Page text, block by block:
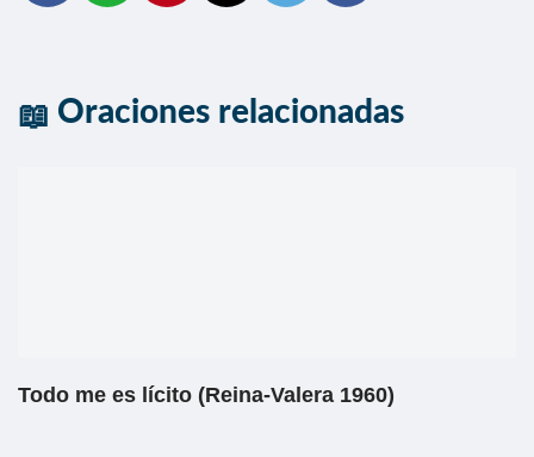
Oraciones relacionadas
Todo me es lícito (Reina-Valera 1960)